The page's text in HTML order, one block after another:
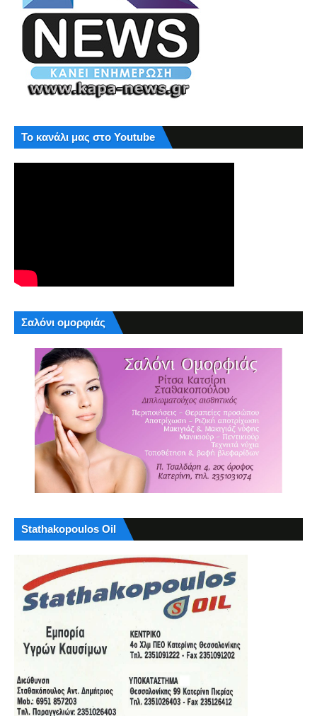
Το κανάλι μας στο Youtube
Σαλόνι ομορφιάς
Stathakopoulos Oil